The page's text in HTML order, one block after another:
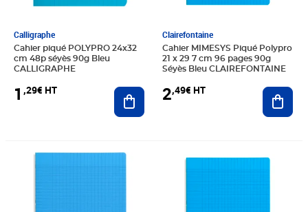
Calligraphe
Cahier piqué POLYPRO 24x32
cm 48p séyès 90g Bleu
CALLIGRAPHE
1 ,29€ HT Ajouter au panier
Clairefontaine
Cahier MIMESYS Piqué Polypro
21 x 29 7 cm 96 pages 90g
Séyès Bleu CLAIREFONTAINE
2,49€ HT
Prix 3,58€ HT